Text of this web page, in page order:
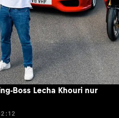
Boss Lecha Khouri nur